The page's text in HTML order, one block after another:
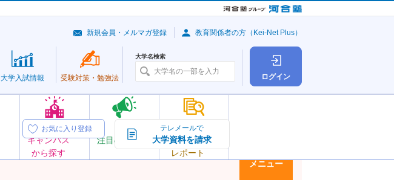
ログイン
オープン
キャンパス
から探す
注目の大学
大学の今
トピック＆
レポート
大学入試情報 受験対策・ 勉強法
大学名検索
新規会員・メルマガ登録 教育関係者の方（Kei-Net Plus）
お気に入り登録 テレメールで
大学資料を請求
メニュー